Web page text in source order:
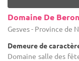
Domaine De
Gesves - Province de
Demeure de
Domaine salle des